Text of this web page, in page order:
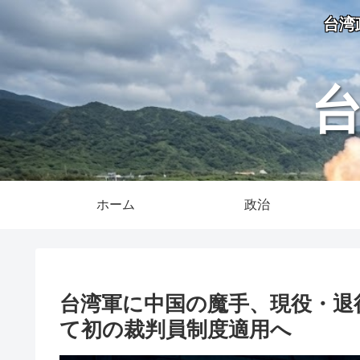
台湾
ホーム 政治
台湾軍に中国の魔手、現役・
て初の裁判員制度適用へ